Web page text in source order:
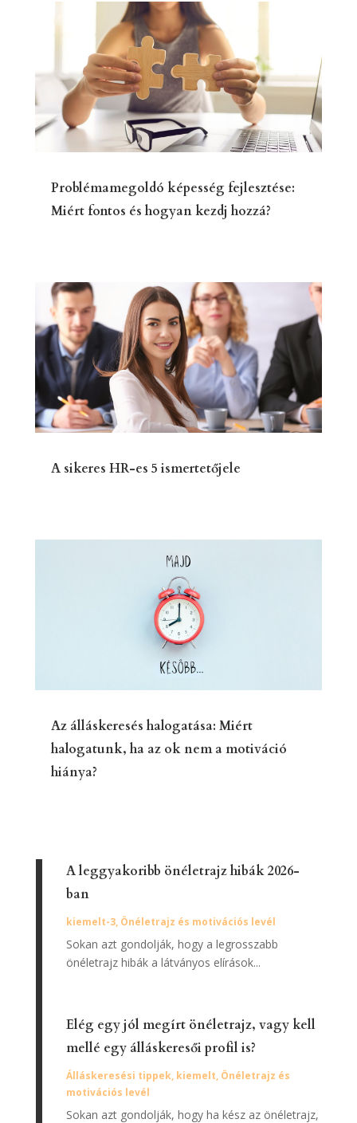
Problémamegoldó képesség fejlesztése:
Miért fontos és hogyan kezdj hozzá?
A sikeres HR-es 5 ismertetőjele
Az álláskeresés halogatása: Miért
halogatunk, ha az ok nem a motiváció
hiánya?
A leggyakoribb önéletrajz hibák 2026-
ban
kiemelt-3, Önéletrajz és motivációs levél
Sokan azt gondolják, hogy a legrosszabb
önéletrajz hibák a látványos elírások...
Elég egy jól megírt önéletrajz, vagy kell
mellé egy álláskeresői profil is?
Álláskeresési tippek, kiemelt, Önéletrajz és
motivációs levél
Sokan azt gondolják, hogy ha kész az önéletrajz,